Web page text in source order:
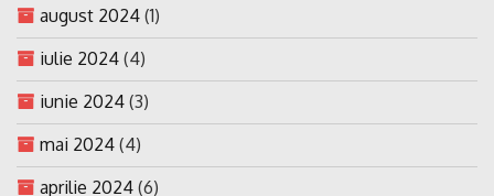
august 2024 (1)
iulie 2024 (4)
iunie 2024 (3)
mai 2024 (4)
aprilie 2024 (6)